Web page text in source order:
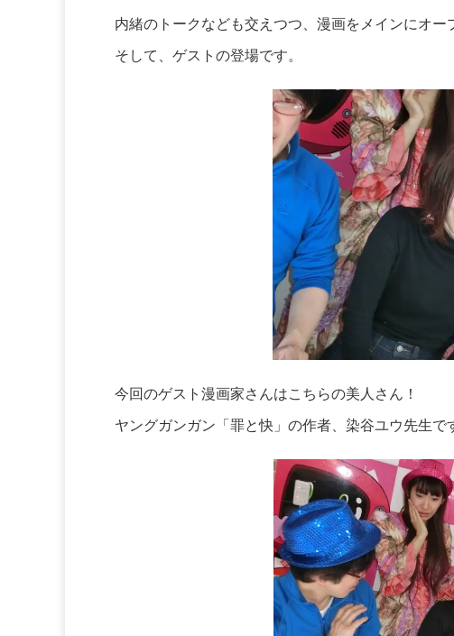
内緒のトークなども交えつつ、漫画をメインにオー
そして、ゲストの登場です。
今回のゲスト漫画家さんはこちらの美人さん！
ヤングガンガン「罪と快」の作者、染谷ユウ先生で